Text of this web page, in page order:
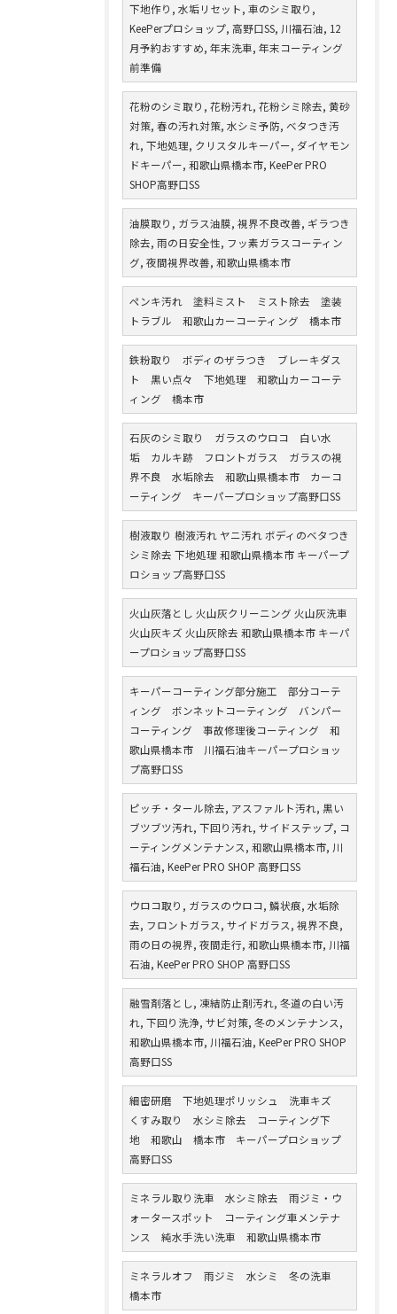
下地作り, 水垢リセット, 車のシミ取り,
KeePerプロショップ, 高野口SS, 川福石油, 12
月予約おすすめ, 年末洗車, 年末コーティング
前準備
花粉のシミ取り, 花粉汚れ, 花粉シミ除去, 黄砂
対策, 春の汚れ対策, 水シミ予防, ベタつき汚
れ, 下地処理, クリスタルキーパー, ダイヤモン
ドキーパー, 和歌山県橋本市, KeePer PRO
SHOP高野口SS
油膜取り, ガラス油膜, 視界不良改善, ギラつき
除去, 雨の日安全性, フッ素ガラスコーティン
グ, 夜間視界改善, 和歌山県橋本市
ペンキ汚れ 塗料ミスト ミスト除去 塗装
トラブル 和歌山カーコーティング 橋本市
鉄粉取り ボディのザラつき ブレーキダス
ト 黒い点々 下地処理 和歌山カーコーテ
ィング 橋本市
石灰のシミ取り ガラスのウロコ 白い水
垢 カルキ跡 フロントガラス ガラスの視
界不良 水垢除去 和歌山県橋本市 カーコ
ーティング キーパープロショップ高野口SS
樹液取り 樹液汚れ ヤニ汚れ ボディのベタつき
シミ除去 下地処理 和歌山県橋本市 キーパープ
ロショップ高野口SS
火山灰落とし 火山灰クリーニング 火山灰洗車
火山灰キズ 火山灰除去 和歌山県橋本市 キーパ
ープロショップ高野口SS
キーパーコーティング部分施工 部分コーテ
ィング ボンネットコーティング バンパー
コーティング 事故修理後コーティング 和
歌山県橋本市 川福石油キーパープロショッ
プ高野口SS
ピッチ・タール除去, アスファルト汚れ, 黒い
ブツブツ汚れ, 下回り汚れ, サイドステップ, コ
ーティングメンテナンス, 和歌山県橋本市, 川
福石油, KeePer PRO SHOP 高野口SS
ウロコ取り, ガラスのウロコ, 鱗状痕, 水垢除
去, フロントガラス, サイドガラス, 視界不良,
雨の日の視界, 夜間走行, 和歌山県橋本市, 川福
石油, KeePer PRO SHOP 高野口SS
融雪剤落とし, 凍結防止剤汚れ, 冬道の白い汚
れ, 下回り洗浄, サビ対策, 冬のメンテナンス,
和歌山県橋本市, 川福石油, KeePer PRO SHOP
高野口SS
細密研磨 下地処理ポリッシュ 洗車キズ
くすみ取り 水シミ除去 コーティング下
地 和歌山 橋本市 キーパープロショップ
高野口SS
ミネラル取り洗車 水シミ除去 雨ジミ・ウ
ォータースポット コーティング車メンテナ
ンス 純水手洗い洗車 和歌山県橋本市
ミネラルオフ 雨ジミ 水シミ 冬の洗車
橋本市